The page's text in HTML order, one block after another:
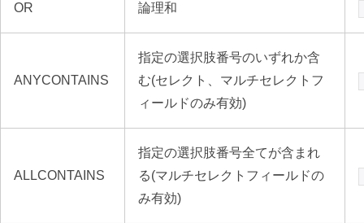
OR 論理和
ANYCONTAINS
指定の選択肢番号のいずれか含
む(セレクト、マルチセレクトフ
ィールドのみ有効)
ALLCONTAINS
指定の選択肢番号全てが含まれ
る(マルチセレクトフィールドの
み有効)